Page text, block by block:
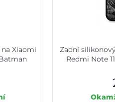
Xiaomi
Zadní
Redmi Note